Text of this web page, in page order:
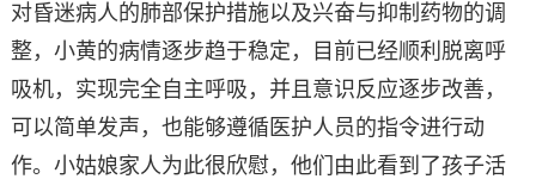
对昏迷病人的肺部保护措施以及兴奋与抑制药物的调
整，小黄的病情逐步趋于稳定，目前已经顺利脱离呼
吸机，实现完全自主呼吸，并且意识反应逐步改善，
可以简单发声，也能够遵循医护人员的指令进行动
作。小姑娘家人为此很欣慰，他们由此看到了孩子活